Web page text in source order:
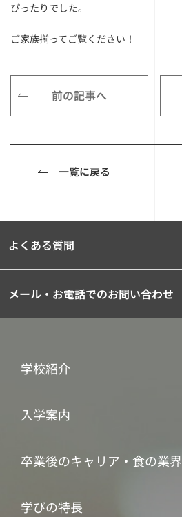
ぴったりでした。
ご家族揃ってご覧ください！
前の記事へ
一覧に戻る
よくある質問
メール・お電話でのお問い合わせ
学校紹介
入学案内
卒業後のキャリア・食の業界
学びの特長